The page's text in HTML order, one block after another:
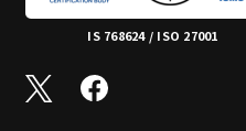
IS 768624 / ISO 27001